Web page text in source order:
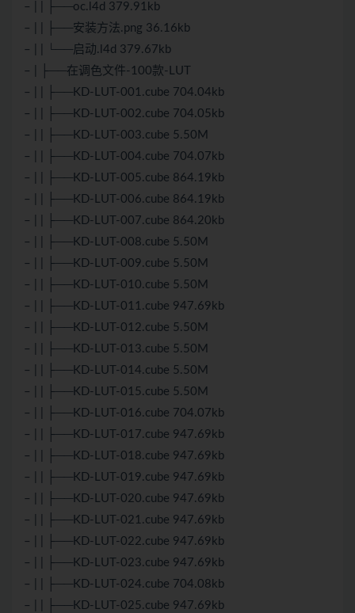
– | | ├──oc.l4d 379.91kb
– | | ├──安装方法.png 36.16kb
– | | └──启动.l4d 379.67kb
– | ├──在调色文件-100款-LUT
– | | ├──KD-LUT-001.cube 704.04kb
– | | ├──KD-LUT-002.cube 704.05kb
– | | ├──KD-LUT-003.cube 5.50M
– | | ├──KD-LUT-004.cube 704.07kb
– | | ├──KD-LUT-005.cube 864.19kb
– | | ├──KD-LUT-006.cube 864.19kb
– | | ├──KD-LUT-007.cube 864.20kb
– | | ├──KD-LUT-008.cube 5.50M
– | | ├──KD-LUT-009.cube 5.50M
– | | ├──KD-LUT-010.cube 5.50M
– | | ├──KD-LUT-011.cube 947.69kb
– | | ├──KD-LUT-012.cube 5.50M
– | | ├──KD-LUT-013.cube 5.50M
– | | ├──KD-LUT-014.cube 5.50M
– | | ├──KD-LUT-015.cube 5.50M
– | | ├──KD-LUT-016.cube 704.07kb
– | | ├──KD-LUT-017.cube 947.69kb
– | | ├──KD-LUT-018.cube 947.69kb
– | | ├──KD-LUT-019.cube 947.69kb
– | | ├──KD-LUT-020.cube 947.69kb
– | | ├──KD-LUT-021.cube 947.69kb
– | | ├──KD-LUT-022.cube 947.69kb
– | | ├──KD-LUT-023.cube 947.69kb
– | | ├──KD-LUT-024.cube 704.08kb
– | | ├──KD-LUT-025.cube 947.69kb